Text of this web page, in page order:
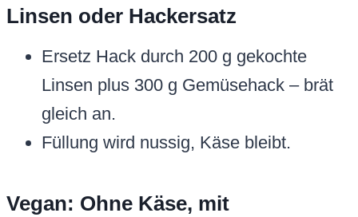
Linsen oder Hackersatz
Ersetz Hack durch 200 g gekochte
Linsen plus 300 g Gemüsehack – brät
gleich an.
Füllung wird nussig, Käse bleibt.
Vegan: Ohne Käse, mit